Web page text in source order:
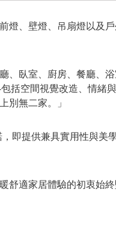
燈、壁燈、吊扇燈以及
、臥室、廚房、餐廳、
括空間視覺改造、情緒
別無二家。」
即提供兼具實用性與美
舒適家居體驗的初衷始